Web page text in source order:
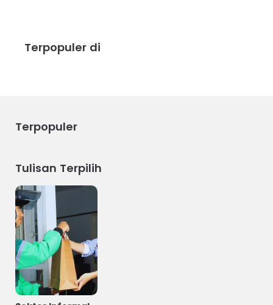
Terpopuler di
Terpopuler
Tulisan Terpilih